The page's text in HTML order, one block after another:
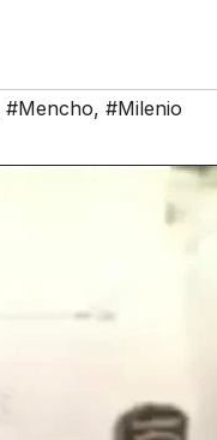
#Mencho, #Milenio